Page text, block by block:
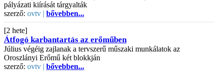
pályázati kiírását tárgyalták
szerző: ovtv | bővebben...
[2 hete]
Átfogó karbantartás az erőműben
Július végéig zajlanak a tervszerű műszaki munkálatok az
Oroszlányi Erőmű két blokkján
szerző: ovtv | bővebben...